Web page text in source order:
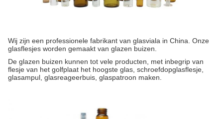
Wij zijn een professionele fabrikant van glasviala in China. Onze
glasflesjes worden gemaakt van glazen buizen.
De glazen buizen kunnen tot vele producten, met inbegrip van
flesje van het golfplaat het hoogste glas, schroefdopglasflesje,
glasampul, glasreageerbuis, glaspatroon maken.